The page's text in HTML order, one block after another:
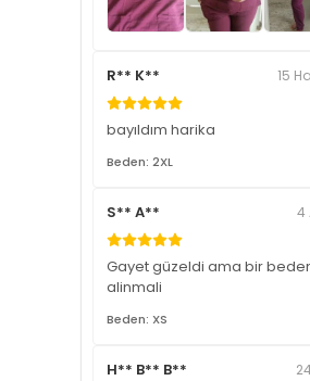
R** K** 15
bayıldım harika
Beden: 2XL
S** A** 4
Gayet güzeldi ama bir
alinmali
Beden: XS
H** B** B**